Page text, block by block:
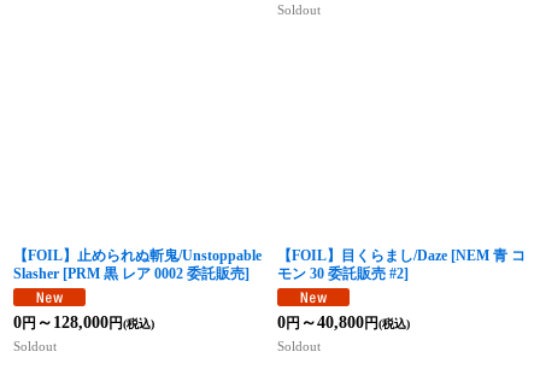
Soldout
【FOIL】止められぬ斬鬼/Unstoppable
Slasher [PRM 黒 レア 0002 委託販売]
0円 ～128,000円(税込)
Soldout
【FOIL】目くらまし/Daze [NEM 青 コ
モン 30 委託販売 #2]
0円 ～40,800円(税込)
Soldout